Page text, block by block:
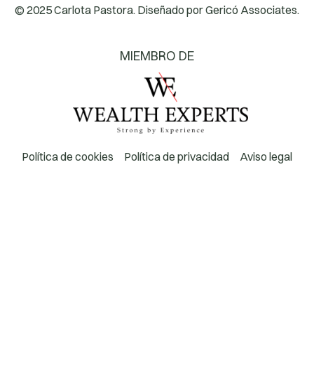
© 2025 Carlota Pastora. Diseñado porGericó Associates.
MIEMBRO DE
Política de cookies Política de privacidad Aviso legal
Usamos cookies para asegurar que te damos la mejor experiencia
en nuestra web. Si continúas usando este sitio, asumiremos que estás
de acuerdo con ello.
Aceptar